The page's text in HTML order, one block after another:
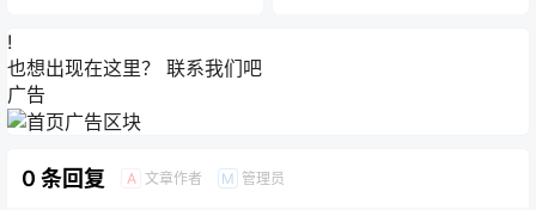
!
也想出现在这里？ 联系我们吧
广告
0 条回复 A 文章作者 M 管理员